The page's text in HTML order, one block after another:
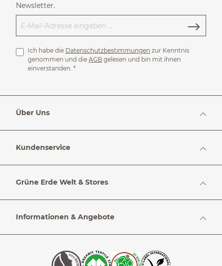
Newsletter.
Ich habe die Datenschutzbestimmungen zur Kenntnis
genommen und die AGB gelesen und bin mit ihnen
einverstanden. *
Über Uns
Kundenservice
Grüne Erde Welt & Stores
Informationen & Angebote